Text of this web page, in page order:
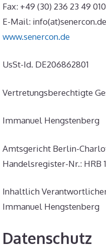
Fax: +49 (30) 236 23 49 010
E-Mail: info(at)senercon.de
www.senercon.de
UsSt-Id. DE206862801
Vertretungsberechtigte
Immanuel Hengstenberg
Amtsgericht Berlin-
Handelsregister-Nr.: HRB
Inhaltlich
Immanuel Hengstenberg
Datenschutz